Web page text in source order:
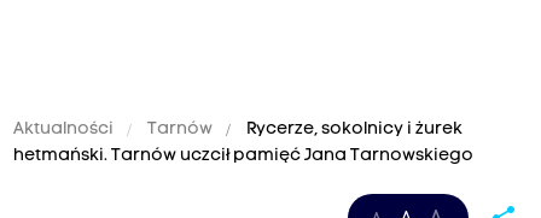
Aktualności Tarnów
Rycerze, sokolnicy i żurek
hetmański. Tarnów uczcił pamięć Jana Tarnowskiego